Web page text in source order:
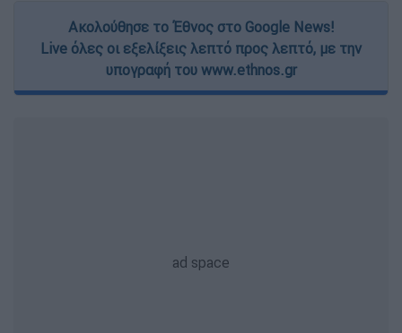
Ακολούθησε το Έθνος στο Google News!
Live όλες οι εξελίξεις λεπτό προς λεπτό, με την
υπογραφή του www.ethnos.gr